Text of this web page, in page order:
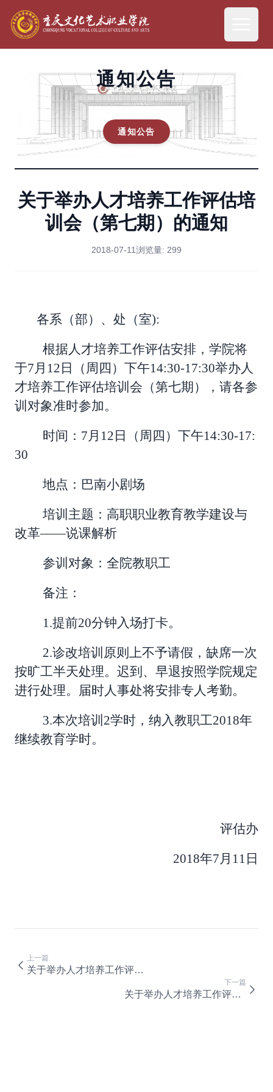
通知公告
通知公告
关于举办人才培养工作评估培
训会（第七期）的通知
2018-07-11 浏览量: 299
各系（部）、处（室):
根据人才培养工作评估安排，学院将
于7月 12 日（周 四 ）下午14:30-17:30举办人
才培养工作评估培训会（第七期），请各参
训对象准时参加。
时间： 7月 12 日（周 四 ）下午14:30-17:
30
地点：巴南小剧场
培训主题： 高职职业教育教学建设与
改革——说课解析
参训对象：全院教职工
备注：
1.提前20分钟入场打卡。
2.诊改培训原则上不予请假，缺席一次
按旷工半天处理。迟到、早退按照学院规定
进行处理。届时人事处将安排专人考勤。
3.本次培训2学时，纳入教职工2018年
继续教育学时。
评估办
2018年7月11日
上一篇
关于举办人才培养工作评估培训会（第八期）的通知
下一篇
关于举办人才培养工作评估培训会（第六期）的通知